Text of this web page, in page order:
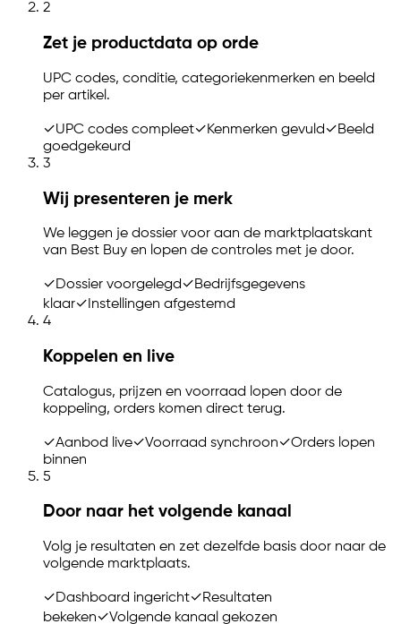
2
Zet je productdata op orde
UPC codes, conditie, categoriekenmerken en beeld
per artikel.
✓UPC codes compleet✓Kenmerken gevuld ✓Beeld
goedgekeurd
3
Wij presenteren je merk
We leggen je dossier voor aan de marktplaatskant
van Best Buy en lopen de controles met je door.
✓Dossier voorgelegd✓Bedrijfsgegevens
klaar✓Instellingen afgestemd
4
Koppelen en live
Catalogus, prijzen en voorraad lopen door de
koppeling, orders komen direct terug.
✓Aanbod live✓Voorraad synchroon✓Orders lopen
binnen
5
Door naar het volgende kanaal
Volg je resultaten en zet dezelfde basis door naar de
volgende marktplaats.
✓Dashboard ingericht✓Resultaten
bekeken✓Volgende kanaal gekozen